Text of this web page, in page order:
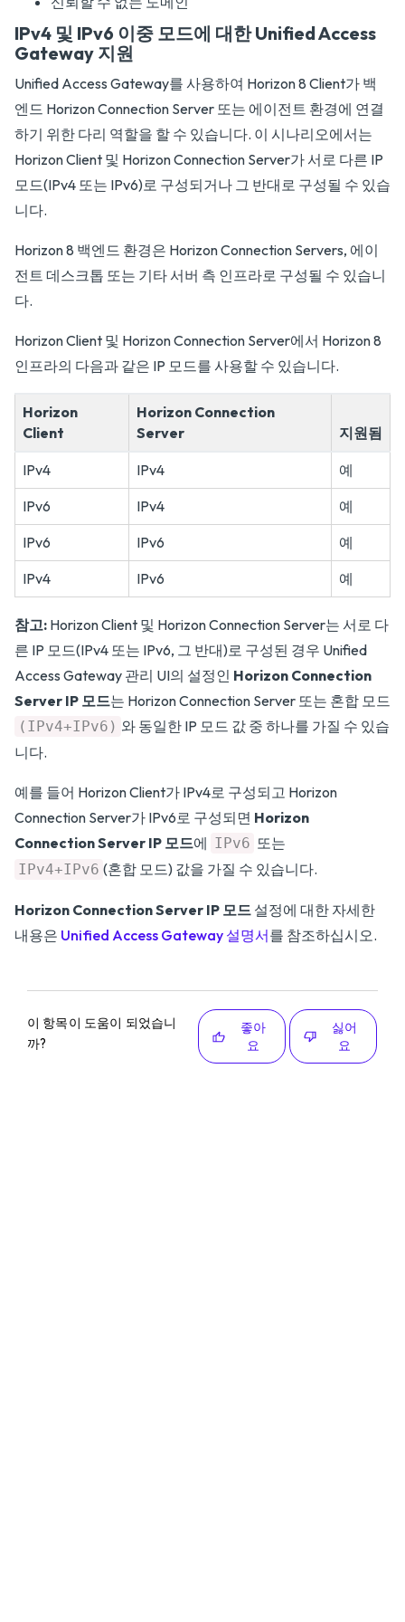
IPv4 및 IPv6 이중 모드에 대한 Unified Access
Gateway 지원
Unified Access Gateway를 사용하여 Horizon 8 Client가 백
엔드 Horizon Connection Server 또는 에이전트 환경에 연결
하기 위한 다리 역할을 할 수 있습니다. 이 시나리오에서는
Horizon Client 및 Horizon Connection Server가 서로 다른 IP
모드(IPv4 또는 IPv6)로 구성되거나 그 반대로 구성될 수 있습
니다.
Horizon 8 백엔드 환경은 Horizon Connection Servers, 에이
전트 데스크톱 또는 기타 서버 측 인프라로 구성될 수 있습니
다.
Horizon Client 및 Horizon Connection Server에서 Horizon 8
인프라의 다음과 같은 IP 모드를 사용할 수 있습니다.
Horizon
Client
Horizon Connection
Server
지원됨
IPv4 IPv4
예
IPv6
IPv4
예
IPv6
IPv6
예
IPv4
IPv6 예
참고: Horizon Client 및 Horizon Connection Server는 서로 다
른 IP 모드(IPv4 또는 IPv6, 그 반대)로 구성된 경우 Unified
Access Gateway 관리 UI의 설정인 Horizon Connection
Server IP 모드는 Horizon Connection Server 또는 혼합 모드
(IPv4+IPv6) 와 동일한 IP 모드 값 중 하나를 가질 수 있습
니다.
예를 들어 Horizon Client가 IPv4로 구성되고 Horizon
Connection Server가 IPv6로 구성되면 Horizon
Connection Server IP 모드에 IPv6 또는
IPv4+IPv6 (혼합 모드) 값을 가질 수 있습니다.
Horizon Connection Server IP 모드 설정에 대한 자세한
내용은 Unified Access Gateway 설명서를 참조하십시오.
이 항목이 도움이 되었습니
까?
좋아
요
싫어
요